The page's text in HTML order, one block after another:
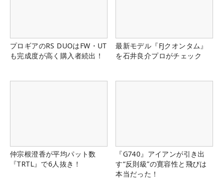
プロギアのRS DUOはFW・UT
も完成度が高く購入者続出！
最新モデル『FJクオンタム』
を石井良介プロがチェック
仲宗根澄香が平均パット数
『TRTL』で6人抜き！
『G740』アイアンが引き出
す“反則級”の寛容性と飛びは
本当だった！